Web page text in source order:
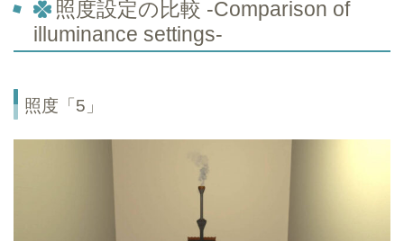
照度設定の比較 -Comparison of
illuminance settings-
照度「5」